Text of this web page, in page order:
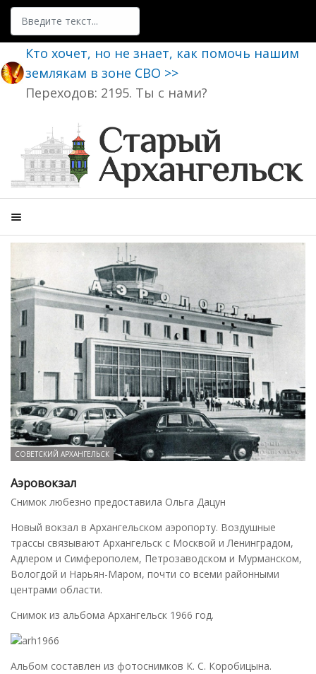
Поиск
Кто хочет, но не знает, как помочь нашим
землякам в зоне СВО >>
Переходов: 2195. Ты с нами?
СОВЕТСКИЙ АРХАНГЕЛЬСК
Аэровокзал
Снимок любезно предоставила Ольга Дацун
Новый вокзал в Архангельском аэропорту. Воздушные
трассы связывают Архангельск с Москвой и Ленинградом,
Адлером и Симферополем, Петрозаводском и Мурманском,
Вологдой и Нарьян-Маром, почти со всеми районными
центрами области.
Снимок из альбома Архангельск 1966 год.
Альбом составлен из фотоснимков К. С. Коробицына.